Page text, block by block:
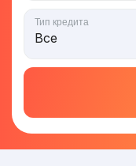
Тип кредита